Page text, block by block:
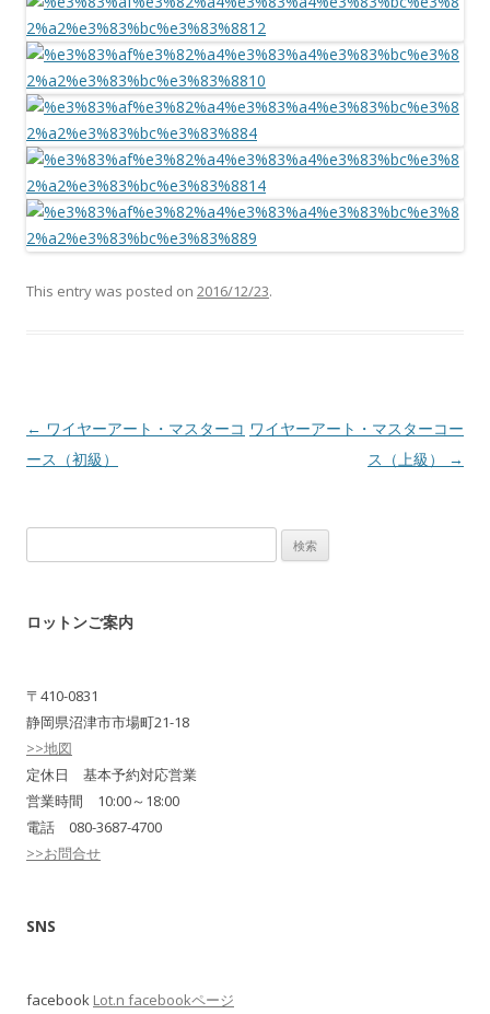
This entry was posted on 2016/12/23.
Post navigation
← ワイヤーアート・マスターコ
ース（初級）
ワイヤーアート・マスターコー
ス（上級）
→
索:
ロットンご案内
〒410-0831
静岡県沼津市市場町21-18
>>地図
定休日 基本予約対応営業
営業時間 10:00～18:00
電話 080-3687-4700
>>お問合せ
SNS
facebook Lot.n facebookページ